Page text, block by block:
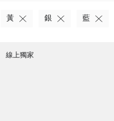
黃 銀 藍
線上獨家